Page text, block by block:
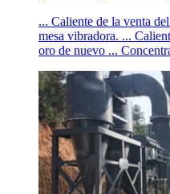
... Caliente de la venta
mesa vibradora. ...
oro de nuevo ...